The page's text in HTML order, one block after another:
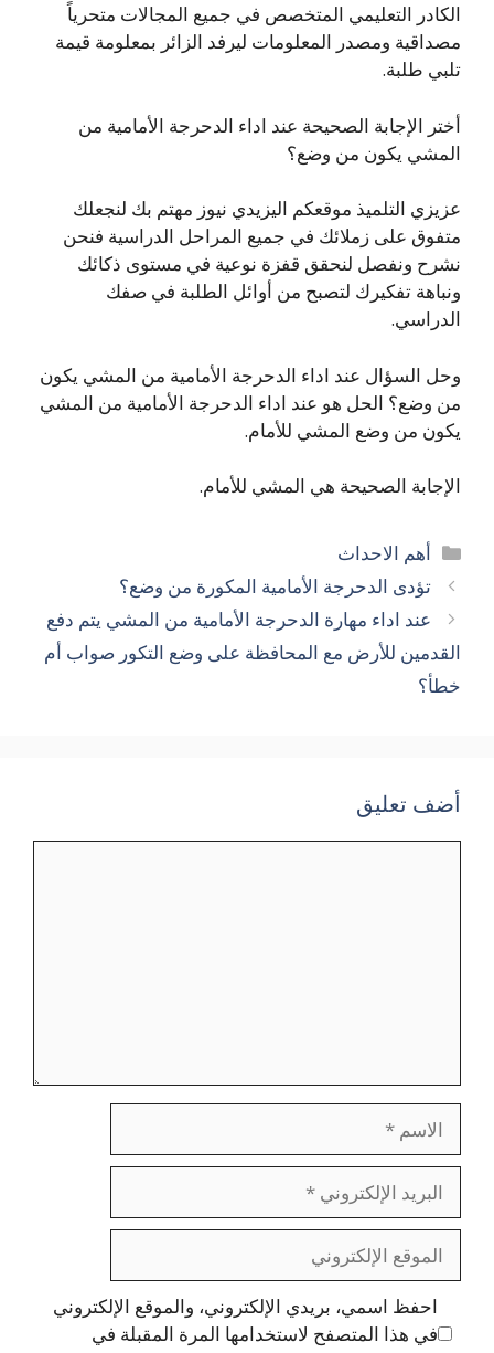
الكادر التعليمي المتخصص في جميع المجالات متحرياً
مصداقية ومصدر المعلومات ليرفد الزائر بمعلومة قيمة
تلبي طلبة.
أختر الإجابة الصحيحة عند اداء الدحرجة الأمامية من
المشي يكون من وضع؟
عزيزي التلميذ موقعكم اليزيدي نيوز مهتم بك لنجعلك
متفوق على زملائك في جميع المراحل الدراسية فنحن
نشرح ونفصل لنحقق قفزة نوعية في مستوى ذكائك
ونباهة تفكيرك لتصبح من أوائل الطلبة في صفك
الدراسي.
وحل السؤال عند اداء الدحرجة الأمامية من المشي يكون
من وضع؟ الحل هو عند اداء الدحرجة الأمامية من المشي
يكون من وضع المشي للأمام.
الإجابة الصحيحة هي المشي للأمام.
التصنيفات
أهم الاحداث
تؤدى الدحرجة الأمامية المكورة من وضع؟
عند اداء مهارة الدحرجة الأمامية من المشي يتم دفع
القدمين للأرض مع المحافظة على وضع التكور صواب أم
خطأ؟
أضف تعليق
الاسم
البريد
الإلكتروني
الموقع
الإلكتروني
احفظ اسمي، بريدي الإلكتروني، والموقع الإلكتروني
في هذا المتصفح لاستخدامها المرة المقبلة في